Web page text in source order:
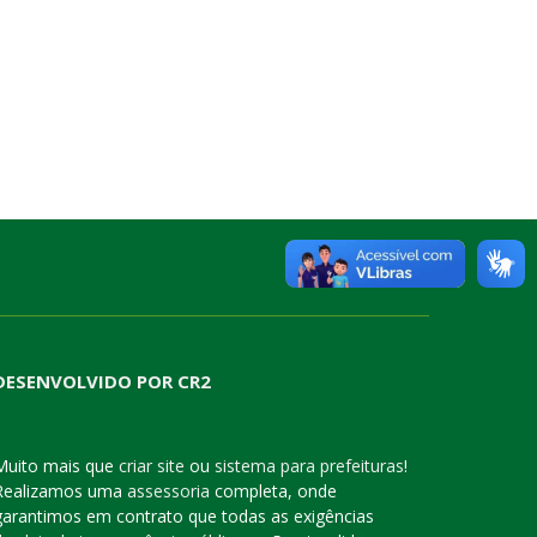
POR CR2
mais que criar site ou sistema para prefeituras!
uma assessoria completa, onde
em contrato que todas as exigências